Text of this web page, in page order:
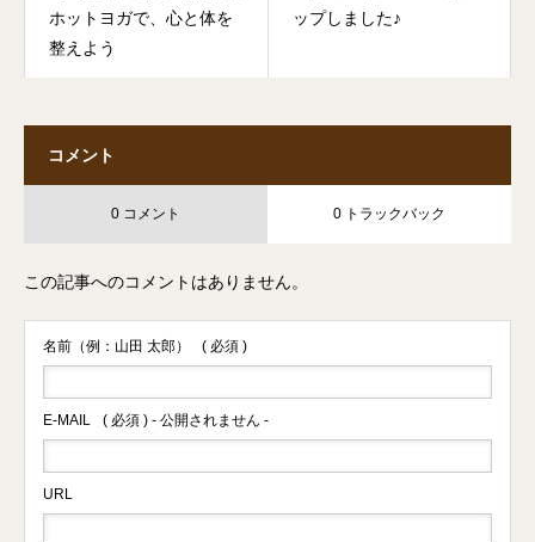
ホットヨガで、心と体を
整えよう
ップしました♪
コメント
0 コメント 0 トラックバック
この記事へのコメントはありません。
名前（例：山田 太郎） ( 必須 )
E-MAIL ( 必須 ) - 公開されません -
URL